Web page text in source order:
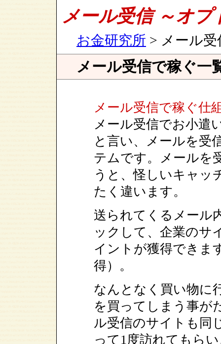
メール受信 ～オプ
お金研究所 > メール受
メール受信で稼ぐ一
メール受信で稼ぐ仕
メール受信でお小遣
と言い、メールを受
テムです。メールを
うと、怪しいキャッ
たく違います。
送られてくるメール
ックして、企業のサ
イントが獲得できま
得）。
なんとなく買い物に
を買ってしまう事が
ル受信のサイトも同
って1度訪れてもら